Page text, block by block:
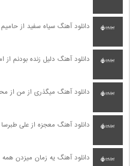
دانلود آهنگ سیاه سفید از
دانلود آهنگ دلیل زنده بودنم از
دانلود آهنگ میگذری از من از
دانلود آهنگ معجزه از علی
دانلود آهنگ یه زمان میزدن